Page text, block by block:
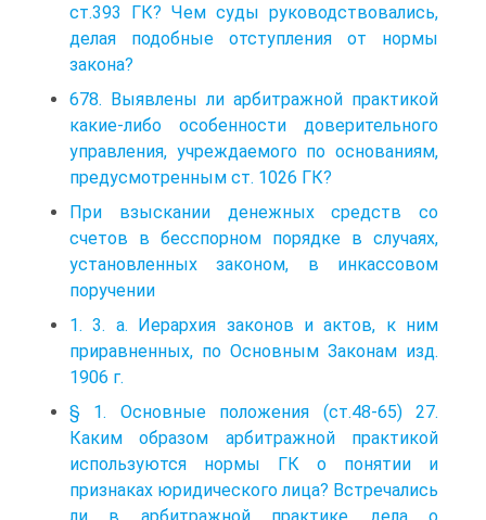
ст.393 ГК? Чем суды руководствовались,
делая подобные отступления от нормы
закона?
678. Выявлены ли арбитражной практикой
какие-либо особенности доверительного
управления, учреждаемого по основаниям,
предусмотренным ст. 1026 ГК?
При взыскании денежных средств со
счетов в бесспорном порядке в случаях,
установленных законом, в инкассовом
поручении
1. 3. а. Иерархия законов и актов, к ним
приравненных, по Основным Законам изд.
1906 г.
§ 1. Основные положения (ст.48-65) 27.
Каким образом арбитражной практикой
используются нормы ГК о понятии и
признаках юридического лица? Встречались